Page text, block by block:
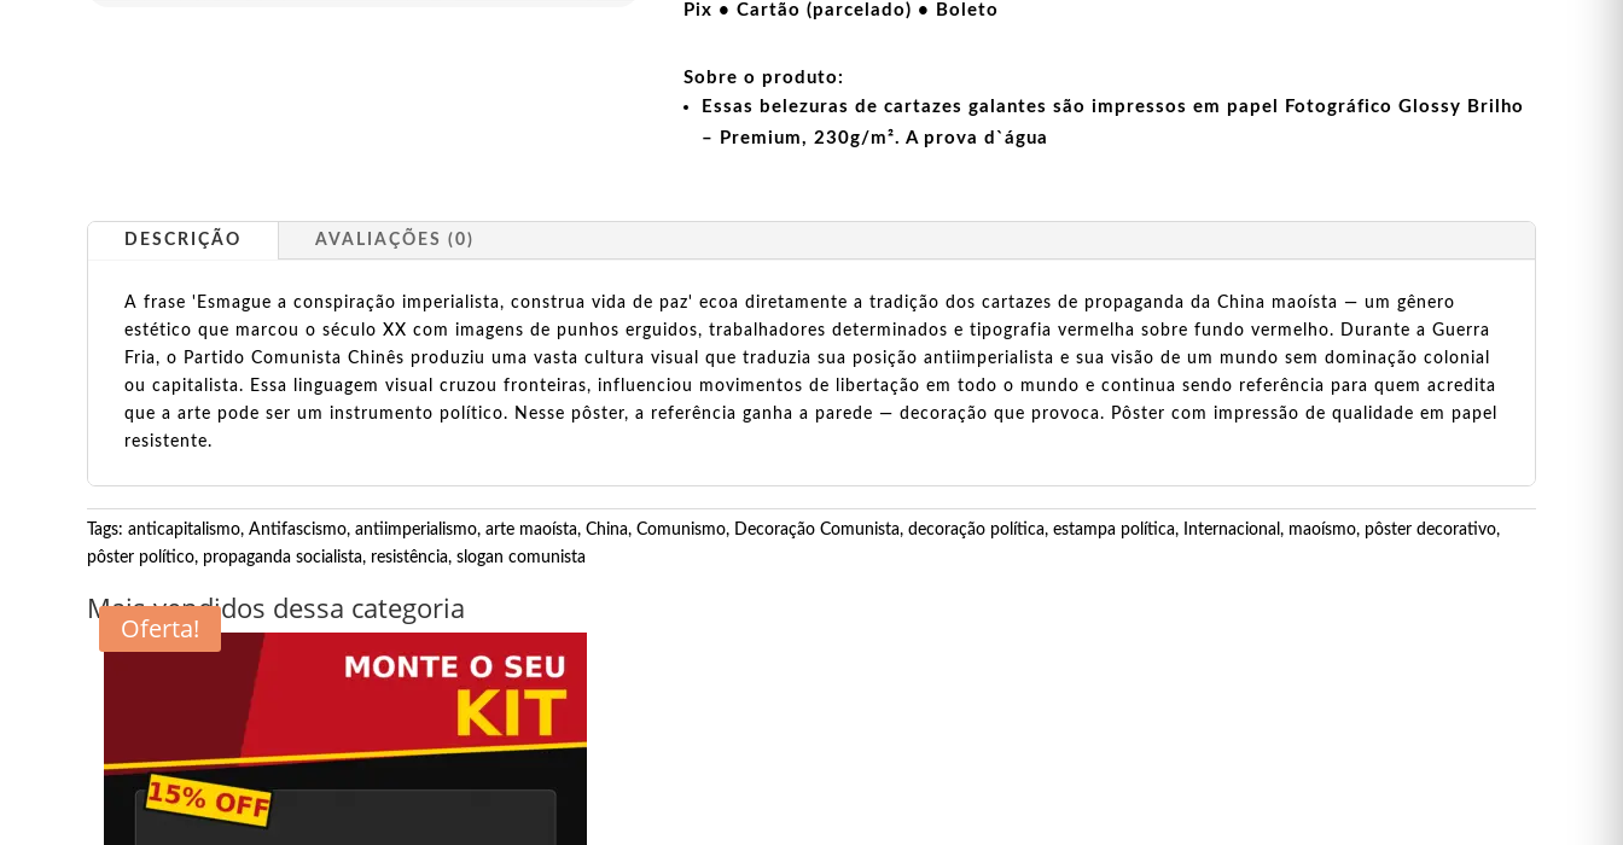
Pix • Cartão (parcelado) • Boleto
Sobre o produto:
Essas belezuras de cartazes galantes são impressos em papel Fotográfico Glossy Brilho
– Premium, 230g/m². A prova d`água
DESCRIÇÃO AVALIAÇÕES (0)
A frase 'Esmague a conspiração imperialista, construa vida de paz' ecoa diretamente a tradição dos cartazes de propaganda da China maoísta — um gênero
estético que marcou o século XX com imagens de punhos erguidos, trabalhadores determinados e tipografia vermelha sobre fundo vermelho. Durante a Guerra
Fria, o Partido Comunista Chinês produziu uma vasta cultura visual que traduzia sua posição antiimperialista e sua visão de um mundo sem dominação colonial
ou capitalista. Essa linguagem visual cruzou fronteiras, influenciou movimentos de libertação em todo o mundo e continua sendo referência para quem acredita
que a arte pode ser um instrumento político. Nesse pôster, a referência ganha a parede — decoração que provoca. Pôster com impressão de qualidade em papel
resistente.
Tags: anticapitalismo, Antifascismo, antiimperialismo, arte maoísta, China, Comunismo, Decoração Comunista, decoração política, estampa política, Internacional , maoísmo, pôster decorativo,
pôster político, propaganda socialista, resistência, slogan comunista
Mais vendidos dessa categoria
Oferta!